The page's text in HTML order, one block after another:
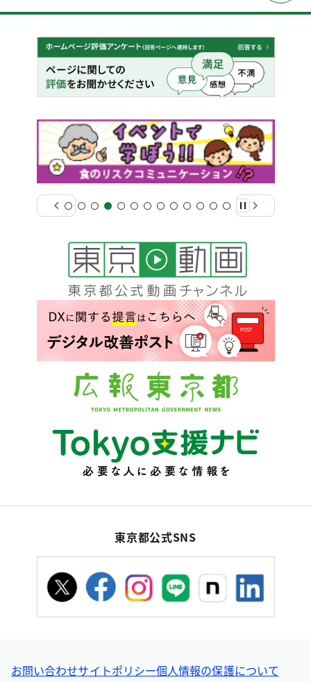
東京都公式SNS
お問い合わせサイトポリシー個人情報の保護について